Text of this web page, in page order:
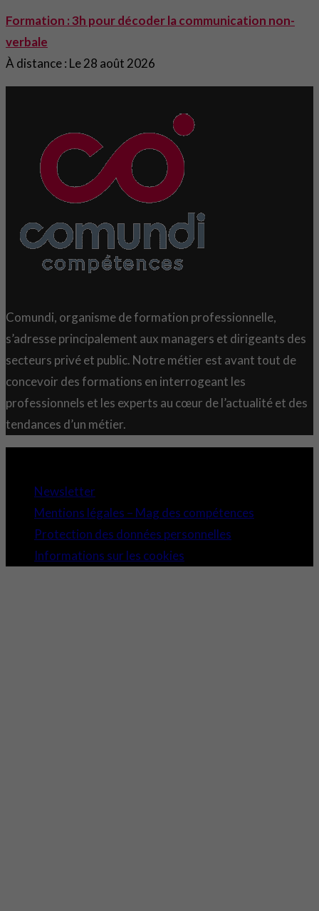
Formation : 3h pour décoder la communication non-
verbale
À distance : Le 28 août 2026
Comundi, organisme de formation professionnelle,
s’adresse principalement aux managers et dirigeants des
secteurs privé et public. Notre métier est avant tout de
concevoir des formations en interrogeant les
professionnels et les experts au cœur de l’actualité et des
tendances d’un métier.
Newsletter
Mentions légales – Mag des compétences
Protection des données personnelles
Informations sur les cookies